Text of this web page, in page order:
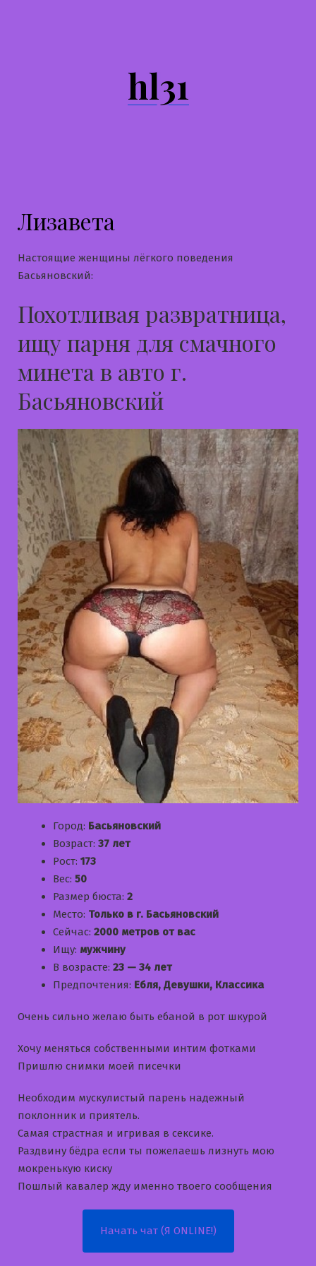
hl31
Лизавета
Настоящие женщины лёгкого поведения
Басьяновский:
Похотливая развратница,
ищу парня для смачного
минета в авто г.
Басьяновский
Город: Басьяновский
Возраст: 37 лет
Рост: 173
Вес: 50
Размер бюста: 2
Место: Только в г. Басьяновский
Сейчас: 2000 метров от вас
Ищу: мужчину
В возрасте: 23 — 34 лет
Предпочтения: Ебля, Девушки, Классика
Очень сильно желаю быть ебаной в рот шкурой
Хочу меняться собственными интим фотками
Пришлю снимки моей писечки
Необходим мускулистый парень надежный
поклонник и приятель.
Самая страстная и игривая в сексике.
Раздвину бёдра если ты пожелаешь лизнуть мою
мокренькую киску
Пошлый кавалер жду именно твоего сообщения
Начать чат (Я ONLINE!)